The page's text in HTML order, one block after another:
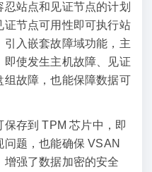
站点和见证节点的计划
证节点可用性即可执行站
引入嵌套故障域功能，主
使发生主机故障、见证
故障，也能保障数据可
存到 TPM 芯片中，即
题，也能确保 VSAN
强了数据加密的安全